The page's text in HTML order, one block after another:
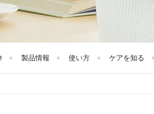
製品情報 使い方 ケアを知る